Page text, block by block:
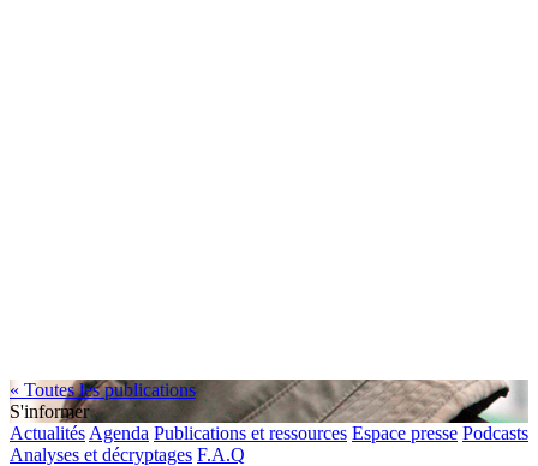
« Toutes les publications
S'informer
Actualités Agenda Publications et ressources Espace presse Podcasts
Analyses et décryptages F.A.Q